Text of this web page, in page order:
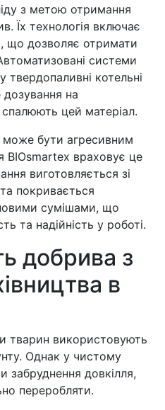
з метою отримання
Їх технологія включає
що дозволяє отримати
системи
твердопаливні котельні
дозування на
спалюють цей матеріал.
може бути агресивним
BIOsmartex враховує це
виготовляється зі
покривається
сумішами, що
та надійність у роботі.
добрива з
в
тварин використовують
Однак у чистому
забруднення довкілля,
переробляти.